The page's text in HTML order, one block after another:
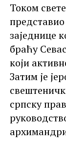
Током
представио
заједнице
браћу
који
Затим је
српску